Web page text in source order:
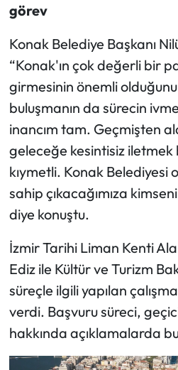
görev
Konak Belediye Başkanı
“Konak'ın çok değerli bir
girmesinin önemli
buluşmanın da sürecin
inancım tam. Geçmişten
geleceğe kesintisiz
kıymetli. Konak Belediyesi
sahip çıkacağımıza
diye konuştu.
İzmir Tarihi Liman Kenti
Ediz ile Kültür ve Turizm
süreçle ilgili yapılan
verdi. Başvuru süreci, geçici
hakkında açıklamalarda